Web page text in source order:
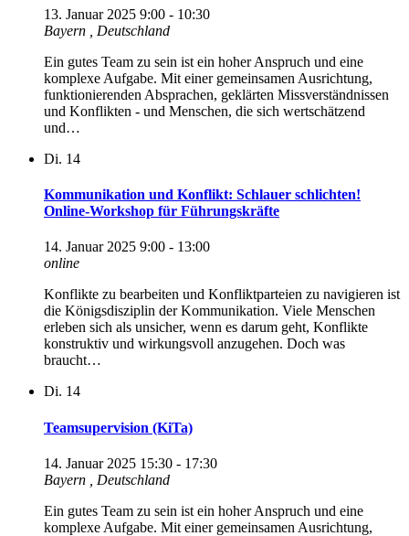
13. Januar 2025 9:00 - 10:30
Bayern
, Deutschland
Ein gutes Team zu sein ist ein hoher Anspruch und eine
komplexe Aufgabe. Mit einer gemeinsamen Ausrichtung,
funktionierenden Absprachen, geklärten Missverständnissen
und Konflikten - und Menschen, die sich wertschätzend
und…
Di. 14
Kommunikation und Konflikt: Schlauer schlichten!
Online-Workshop für Führungskräfte
14. Januar 2025 9:00 - 13:00
online
Konflikte zu bearbeiten und Konfliktparteien zu navigieren ist
die Königsdisziplin der Kommunikation. Viele Menschen
erleben sich als unsicher, wenn es darum geht, Konflikte
konstruktiv und wirkungsvoll anzugehen. Doch was
braucht…
Di. 14
Teamsupervision (KiTa)
14. Januar 2025 15:30 - 17:30
Bayern
, Deutschland
Ein gutes Team zu sein ist ein hoher Anspruch und eine
komplexe Aufgabe. Mit einer gemeinsamen Ausrichtung,